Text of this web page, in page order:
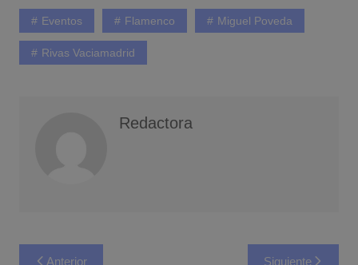
Eventos Flamenco Miguel Poveda
Rivas Vaciamadrid
Redactora
Navegación
Anterior Siguiente